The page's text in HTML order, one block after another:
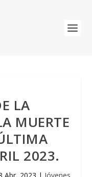
LA
MUERTE
2023.